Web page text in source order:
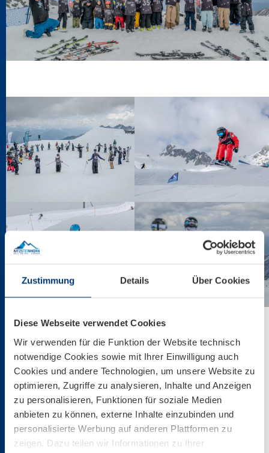
Zustimmung Details Über Cookies
Diese Webseite verwendet Cookies
Wir verwenden für die Funktion der Website technisch
notwendige Cookies sowie mit Ihrer Einwilligung auch
Cookies und andere Technologien, um unsere Website zu
optimieren, Zugriffe zu analysieren, Inhalte und Anzeigen
zu personalisieren, Funktionen für soziale Medien
anbieten zu können, externe Inhalte einzubinden und
personalisierte Werbung auf anderen Plattformen zu
zeigen. Dazu teilen wir Informationen zu Ihrer
Downdays Snowpark Tour
Am 25. April hat die Downdays Snowpark Tourpresented
by El Tony Mateundsupported by Atomic Skisihren 9.
und vorletzten Tourenstopp der Saison 2025/26 im
Snowpark Kitzsteinhorn gemacht. Freestyler aller
Altersgruppen und Könnerstufen haben die good Vibes im
Central Park genossen und bei derCash4Tricks Session